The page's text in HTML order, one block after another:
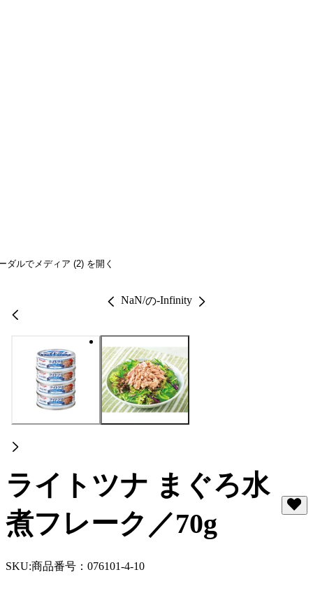
ダルでメディア (2) を開く
NaN/の-Infinity
ライトツナ まぐろ水
煮フレーク／70g
SKU:商品番号：076101-4-10